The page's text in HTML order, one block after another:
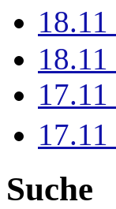
18.11
18.11
17.11
17.11
Suche